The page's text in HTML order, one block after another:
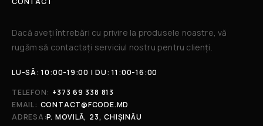
Dacă aveți întrebări cu privire la produsele noastre, vă
rugăm să contactați serviciul nostru pentru clienți.​
LU-SÂ: 10:00-19:00 | DU: 11:00-16:00
TELEFON: +373 69 338 813
EMAIL: CONTACT@FCODE.MD
ADRESA:P. MOVILĂ, 23, CHIȘINĂU